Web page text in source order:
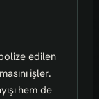
edilen
işler.
hem de